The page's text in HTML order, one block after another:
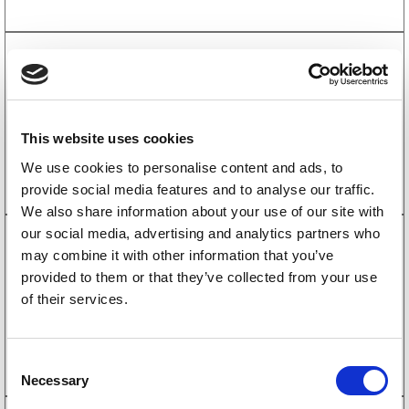
This website uses cookies
We use cookies to personalise content and ads, to
provide social media features and to analyse our traffic.
We also share information about your use of our site with
our social media, advertising and analytics partners who
may combine it with other information that you’ve
provided to them or that they’ve collected from your use
of their services.
Necessary
Gasfjäder för handbromsspak passar till AL-KO
251S, 1100N
1500156
Sexkantsbult delgängad M12x80 10.9 DIN 931
Paket med 2xLåsmutter fzb DIN 985 och 4xBricka
105kr (84kr exkl. moms)
Köp online